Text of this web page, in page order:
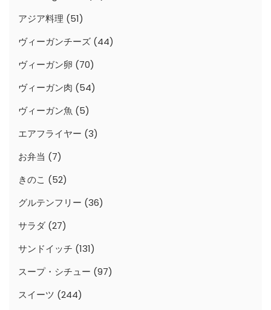
アジア料理 (51)
ヴィーガンチーズ (44)
ヴィーガン卵 (70)
ヴィーガン肉 (54)
ヴィーガン魚 (5)
エアフライヤー (3)
お弁当 (7)
きのこ (52)
グルテンフリー (36)
サラダ (27)
サンドイッチ (131)
スープ・シチュー (97)
スイーツ (244)